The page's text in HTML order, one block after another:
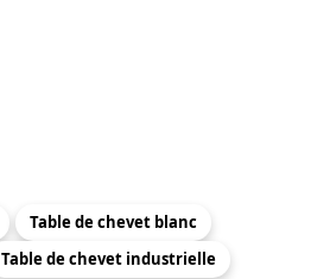
Table de chevet blanc
Table de chevet industrielle